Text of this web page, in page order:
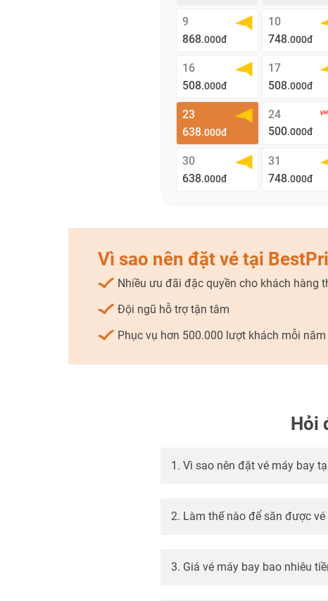
9
868.000đ
10
748.000đ
16
508.000đ
17
508.000đ
23
638.000đ
24
500.000đ
30
638.000đ
31
748.000đ
Vì sao nên đặt vé tại
Nhiều ưu đãi đặc quyền cho khách hàng
Đội ngũ hỗ trợ tận tâm
Phục vụ hơn 500.000 lượt khách mỗi năm
Hỏi
1. Vì sao nên đặt vé máy bay
2. Làm thế nào để săn được vé
3. Giá vé máy bay bao nhiêu